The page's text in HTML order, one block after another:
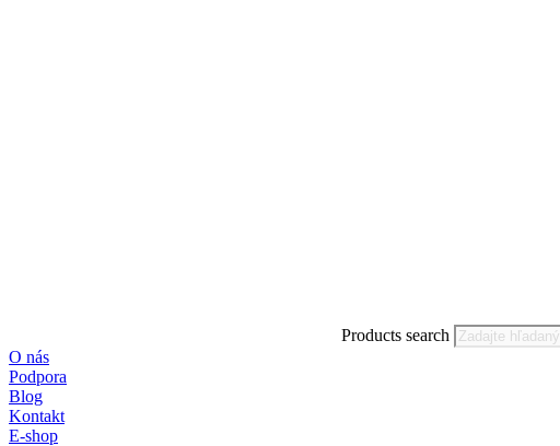
Products search
O nás
Podpora
Blog
Kontakt
E-shop